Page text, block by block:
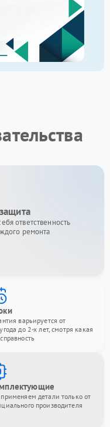
ответственность
ремонта
варьируется от
до 2-х лет, смотря какая
детали только от
производителя